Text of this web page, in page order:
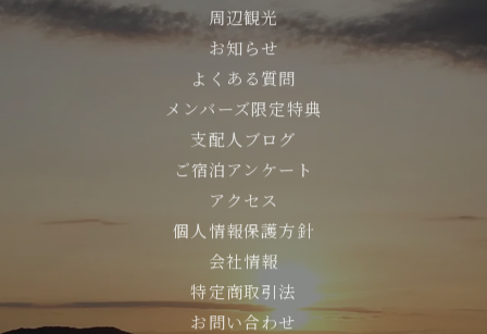
周辺観光
お知らせ
よくある質問
メンバーズ限定特典
支配人ブログ
ご宿泊アンケート
アクセス
個人情報保護方針
会社情報
特定商取引法
お問い合わせ